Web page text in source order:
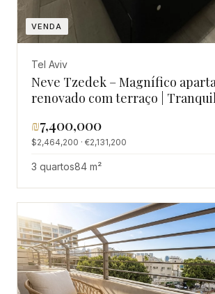
VENDA
Tel Aviv
Neve Tzedek – Magnífico
renovado com terraço |
perca!
₪7,400,000
$2,464,200 · €2,131,200
3 quartos84 m²